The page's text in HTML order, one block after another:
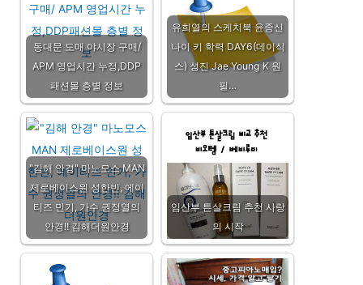
동대문 도매 야시장 구매/
APM 영업시간 누정,DDP
패션몰 층별 정보
유희열의 스케치북 윤종신
나이 키 학력 DAY6(데이식
스) 성진 Jae Young K 원
필…
"김해 안경" 마노모스 MAN
제로베이스원 성한빈, 에이
티즈 민기, 가수 권정열의
안경!! 김해더원안경
임산부 튼살크림 추천 사랑
의 시작